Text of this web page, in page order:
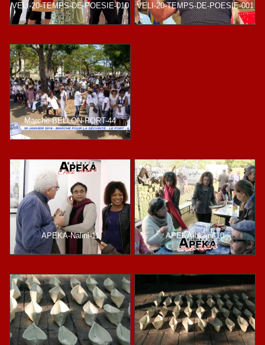
VELI-20-TEMPS-DE-POESIE-010 VELI-20-TEMPS-DE-POESIE-001
Marche-BELLON-PORT-44
APEKA-Nalini-11 APEKA-Nalini-10